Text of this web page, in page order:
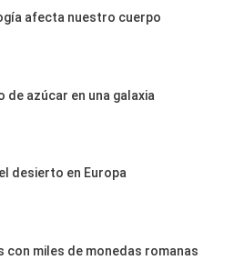
afecta nuestro cuerpo
de azúcar en una galaxia
desierto en Europa
con miles de monedas romanas